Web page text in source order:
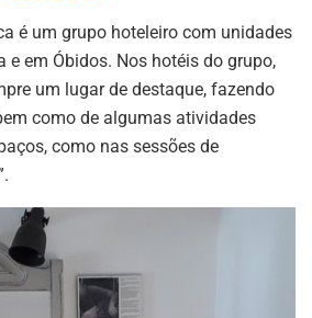
é um grupo hoteleiro com unidades
e em Óbidos. Nos hotéis do grupo,
um lugar de destaque, fazendo
como de algumas atividades
como nas sessões de